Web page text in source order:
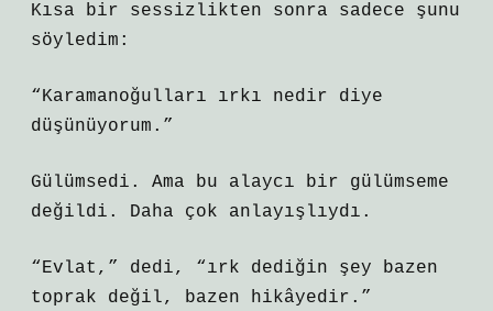
Kısa bir sessizlikten sonra sadece şunu
söyledim:
“Karamanoğulları ırkı nedir diye
düşünüyorum.”
Gülümsedi. Ama bu alaycı bir gülümseme
değildi. Daha çok anlayışlıydı.
“Evlat,” dedi, “ırk dediğin şey bazen
toprak değil, bazen hikâyedir.”